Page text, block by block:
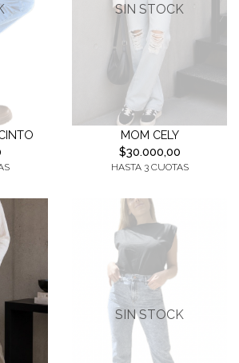
SIN STOCK
MOM CELY
$30.000,00
HASTA 3 CUOTAS
SIN STOCK